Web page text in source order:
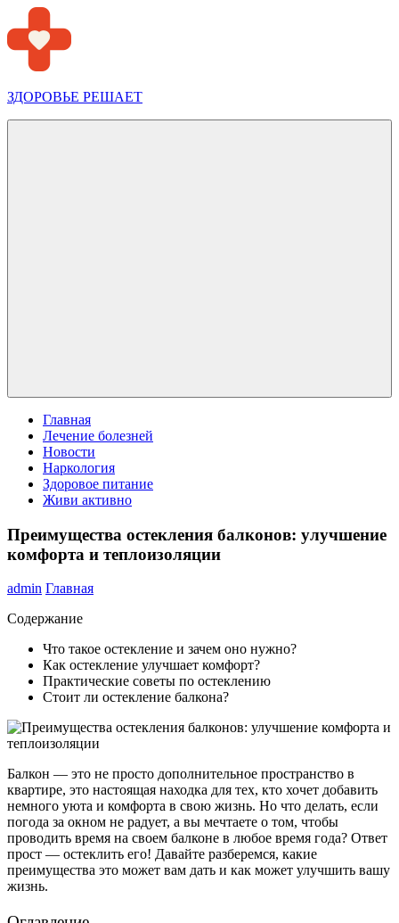
Перейти
к
содержимому
ЗДОРОВЬЕ РЕШАЕТ
Главная
Лечение болезней
Новости
Наркология
Здоровое питание
Живи активно
Преимущества остекления балконов: улучшение
комфорта и теплоизоляции
admin Главная
Содержание
Что такое остекление и зачем оно нужно?
Как остекление улучшает комфорт?
Практические советы по остеклению
Стоит ли остекление балкона?
Балкон — это не просто дополнительное пространство в
квартире, это настоящая находка для тех, кто хочет добавить
немного уюта и комфорта в свою жизнь. Но что делать, если
погода за окном не радует, а вы мечтаете о том, чтобы
проводить время на своем балконе в любое время года? Ответ
прост — остеклить его! Давайте разберемся, какие
преимущества это может вам дать и как может улучшить вашу
жизнь.